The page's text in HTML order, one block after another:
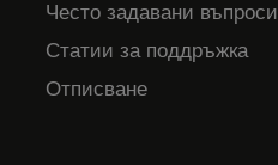
Често задавани въпроси
Статии за поддръжка
Отписване